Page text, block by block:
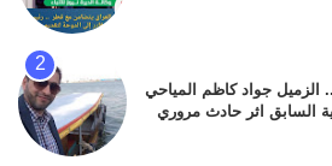
.. الزميل جواد كاظم المياحي
السابق اثر حادث مروري
الاثنين على الطريق